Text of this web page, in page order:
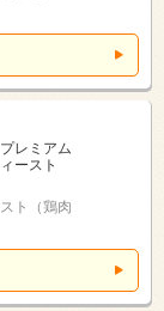
レミアム
ースト
ト（鶏肉